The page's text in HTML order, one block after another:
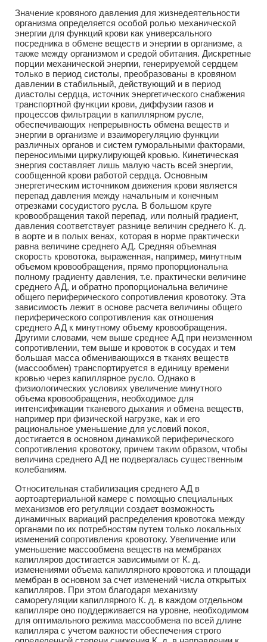
Значение кровяного давления для жизнедеятельности
организма определяется особой ролью механической
энергии для функций крови как универсального
посредника в обмене веществ и энергии в организме, а
также между организмом и средой обитания. Дискретные
порции механической энергии, генерируемой сердцем
только в период систолы, преобразованы в кровяном
давлении в стабильный, действующий и в период
диастолы сердца, источник энергетического снабжения
транспортной функции крови, диффузии газов и
процессов фильтрации в капиллярном русле,
обеспечивающих непрерывность обмена веществ и
энергии в организме и взаиморегуляцию функции
различных органов и систем гуморальными факторами,
переносимыми циркулирующей кровью. Кинетическая
энергия составляет лишь малую часть всей энергии,
сообщенной крови работой сердца. Основным
энергетическим источником движения крови является
перепад давления между начальным и конечным
отрезками сосудистого русла. В большом круге
кровообращения такой перепад, или полный градиент,
давления соответствует разнице величин среднего К. д.
в аорте и в полых венах, которая в норме практически
равна величине среднего АД. Средняя объемная
скорость кровотока, выраженная, например, минутным
объемом кровообращения, прямо пропорциональна
полному градиенту давления, т.е. практически величине
среднего АД, и обратно пропорциональна величине
общего периферического сопротивления кровотоку. Эта
зависимость лежит в основе расчета величины общего
периферического сопротивления как отношения
среднего АД к минутному объему кровообращения.
Другими словами, чем выше среднее АД при неизменном
сопротивлении, тем выше и кровоток в сосудах и тем
большая масса обменивающихся в тканях веществ
(массообмен) транспортируется в единицу времени
кровью через капиллярное русло. Однако в
физиологических условиях увеличение минутного
объема кровообращения, необходимое для
интенсификации тканевого дыхания и обмена веществ,
например при физической нагрузке, как и его
рациональное уменьшение для условий покоя,
достигается в основном динамикой периферического
сопротивления кровотоку, причем таким образом, чтобы
величина среднего АД не подвергалась существенным
колебаниям.
Относительная стабилизация среднего АД в
аортоартериальной камере с помощью специальных
механизмов его регуляции создает возможность
динамичных вариаций распределения кровотока между
органами по их потребностям путем только локальных
изменений сопротивления кровотоку. Увеличение или
уменьшение массообмена веществ на мембранах
капилляров достигается зависимыми от К. д.
изменениями объема капиллярного кровотока и площади
мембран в основном за счет изменений числа открытых
капилляров. При этом благодаря механизму
саморегуляции капиллярного К. д. в каждом отдельном
капилляре оно поддерживается на уровне, необходимом
для оптимального режима массообмена по всей длине
капилляра с учетом важности обеспечения строго